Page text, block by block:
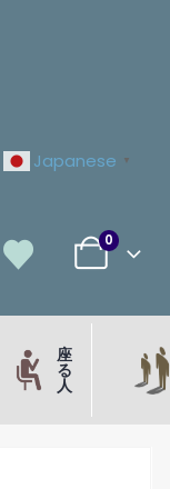
Japanese ▼
0
座
る
人